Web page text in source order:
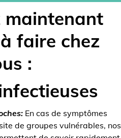
maintenant
faire chez
:
En cas de symptômes
de groupes vulnérables, nos